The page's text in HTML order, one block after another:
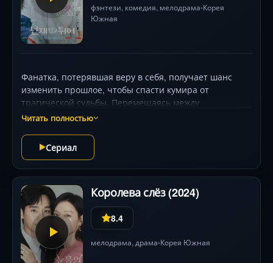
фэнтези, комедия, мелодрама•Корея
Южная
Фанатка, потерявшая веру в себя, получает шанс
изменить прошлое, чтобы спасти кумира от
трагической судьбы. Перемещаясь между
временными линиями, она обнаруживает, что каждое
чувства, рождённые в ином времени, оказываются
сильнее самой судьбы. Мелодрама с элементами
фэнтези, где смех переплетается со слезами, а химия
главных героев покоряет с первых кадров.
Читать полностью
Сериал
Королева слёз (2024)
8.4
мелодрама, драма•Корея Южная